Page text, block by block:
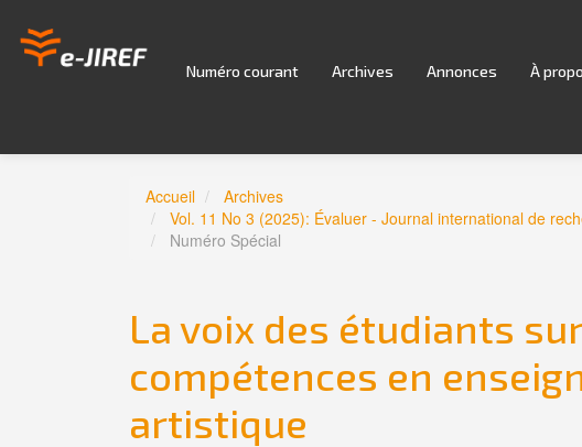
principale
Contenu
Numéro courant Archives Annonces À
Accueil
Archives
Vol. 11 No 3 (2025): Évaluer - Journal international de
Numéro Spécial
La voix des étudiants
compétences en
artistique